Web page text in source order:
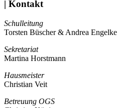
| Kontakt
Schulleitung
Torsten Büscher & Andrea Engelke
Sekretariat
Martina Horstmann
Hausmeister
Christian Veit
Betreuung OGS